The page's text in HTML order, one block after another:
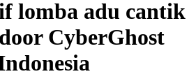
lomba adu cantik
CyberGhost